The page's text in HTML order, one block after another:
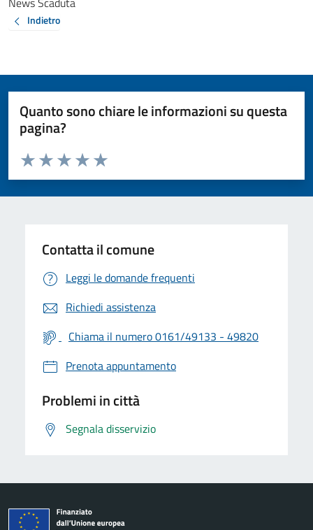
Indietro
Quanto sono chiare le informazioni su questa
pagina?
Valuta da 1 a 5 stelle la pagina
Valuta 5 stelle su 5
Valuta 4 stelle su 5
Valuta 3 stelle su 5
Valuta 2 stelle su 5
Valuta 1 stelle su 5
Contatta il comune
Leggi le domande frequenti
Richiedi assistenza
Chiama il numero 0161/49133 - 49820
Prenota appuntamento
Problemi in città
Segnala disservizio